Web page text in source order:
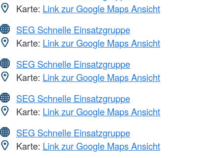
Karte: Link zur Google Maps Ansicht
SEG Schnelle Einsatzgruppe
Karte: Link zur Google Maps Ansicht
SEG Schnelle Einsatzgruppe
Karte: Link zur Google Maps Ansicht
SEG Schnelle Einsatzgruppe
Karte: Link zur Google Maps Ansicht
SEG Schnelle Einsatzgruppe
Karte: Link zur Google Maps Ansicht